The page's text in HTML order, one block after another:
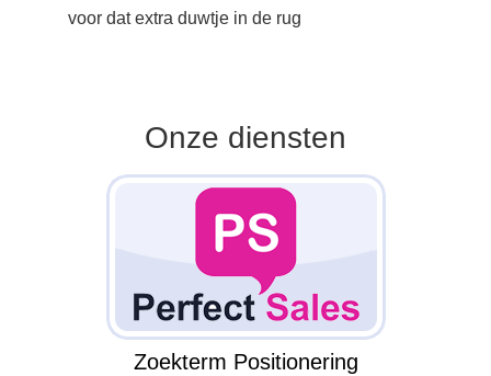
voor dat extra duwtje in de rug
Onze diensten
Zoekterm Positionering